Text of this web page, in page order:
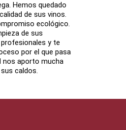
Hemos quedado
de sus vinos.
ecológico.
de sus
y te
por el que pasa
nos aporto mucha
caldos.